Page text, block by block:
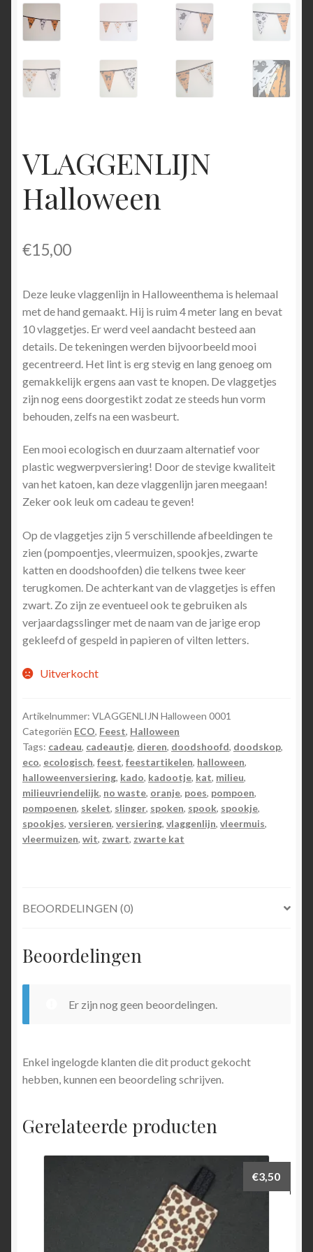
VLAGGENLIJN
Halloween
€15,00
Deze leuke vlaggenlijn in Halloweenthema is helemaal
met de hand gemaakt. Hij is ruim 4 meter lang en bevat
10 vlaggetjes. Er werd veel aandacht besteed aan
details. De tekeningen werden bijvoorbeeld mooi
gecentreerd. Het lint is erg stevig en lang genoeg om
gemakkelijk ergens aan vast te knopen. De vlaggetjes
zijn nog eens doorgestikt zodat ze steeds hun vorm
behouden, zelfs na een wasbeurt.
Een mooi ecologisch en duurzaam alternatief voor
plastic wegwerpversiering! Door de stevige kwaliteit
van het katoen, kan deze vlaggenlijn jaren meegaan!
Zeker ook leuk om cadeau te geven!
Op de vlaggetjes zijn 5 verschillende afbeeldingen te
zien (pompoentjes, vleermuizen, spookjes, zwarte
katten en doodshoofden) die telkens twee keer
terugkomen. De achterkant van de vlaggetjes is effen
zwart. Zo zijn ze eventueel ook te gebruiken als
verjaardagsslinger met de naam van de jarige erop
gekleefd of gespeld in papieren of vilten letters.
Uitverkocht
Artikelnummer: VLAGGENLIJN Halloween 0001
Categoriën ECO, Feest, Halloween
Tags: cadeau, cadeautje, dieren, doodshoofd, doodskop,
eco, ecologisch, feest, feestartikelen, halloween,
halloweenversiering, kado, kadootje, kat, milieu,
milieuvriendelijk, no waste, oranje, poes, pompoen,
pompoenen, skelet, slinger, spoken, spook, spookje,
spookjes, versieren, versiering, vlaggenlijn, vleermuis,
vleermuizen, wit, zwart, zwarte kat
BEOORDELINGEN (0)
Beoordelingen
Er zijn nog geen beoordelingen.
Enkel ingelogde klanten die dit product gekocht
hebben, kunnen een beoordeling schrijven.
Gerelateerde producten
€3,50